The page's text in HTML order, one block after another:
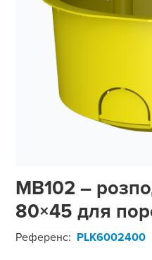
MB102 –
80×45 для
Референс: PLK6002400